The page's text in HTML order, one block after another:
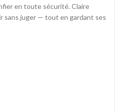
en toute sécurité. Claire
sans juger — tout en gardant ses